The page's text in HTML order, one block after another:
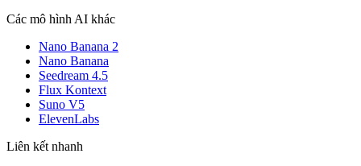
Các mô hình AI khác
Nano Banana 2
Nano Banana
Seedream 4.5
Flux Kontext
Suno V5
ElevenLabs
Liên kết nhanh